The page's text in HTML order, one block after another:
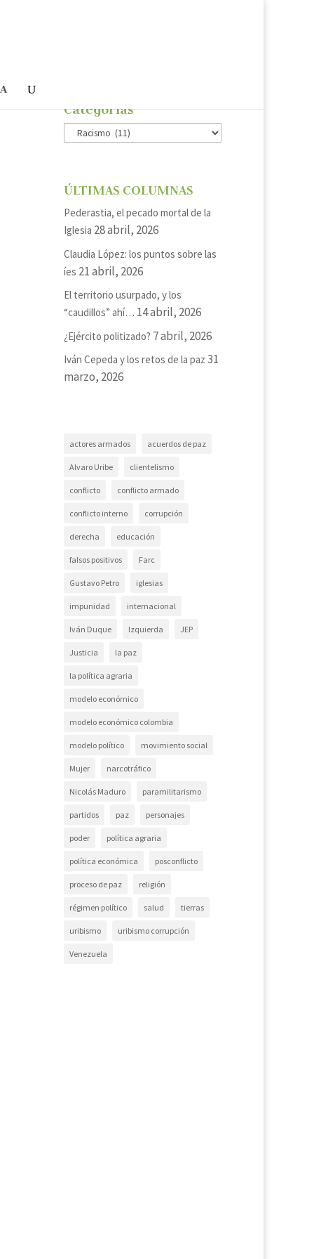
Categorías
Categorías
ÚLTIMAS COLUMNAS
Pederastia, el pecado mortal de la
Iglesia 28 abril, 2026
Claudia López: los puntos sobre las
íes 21 abril, 2026
El territorio usurpado, y los
“caudillos” ahí… 14 abril, 2026
¿Ejército politizado? 7 abril, 2026
Iván Cepeda y los retos de la paz 31
marzo, 2026
actores armados acuerdos de paz
Alvaro Uribe clientelismo
conflicto conflicto armado
conflicto interno corrupción
derecha educación
falsos positivos Farc
Gustavo Petro iglesias
impunidad internacional
Iván Duque Izquierda JEP
Justicia la paz
la política agraria
modelo económico
modelo económico colombia
modelo político movimiento social
Mujer narcotráfico
Nicolás Maduro paramilitarismo
partidos paz personajes
poder política agraria
política económica posconflicto
proceso de paz religión
régimen político salud tierras
uribismo uribismo corrupción
Venezuela